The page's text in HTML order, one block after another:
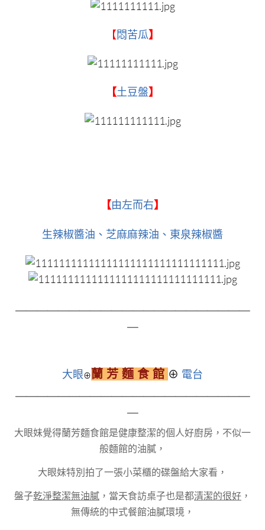
【 悶苦瓜】
【土豆盤】
【由左而右】
生辣椒醬油、芝麻麻辣油、東泉辣椒醬
大眼⊕ 蘭 芳 麵 食 館 ⊕ 電台
大眼妹覺得蘭芳麵食館是健康整潔的個人好廚房，不似一
般麵館的油膩，
大眼妹特別拍了一張小菜櫃的碟盤給大家看，
盤子乾淨整潔無油膩 ，當天食訪桌子也是都清潔的很好 ，
無傳統的中式餐館油膩環境，